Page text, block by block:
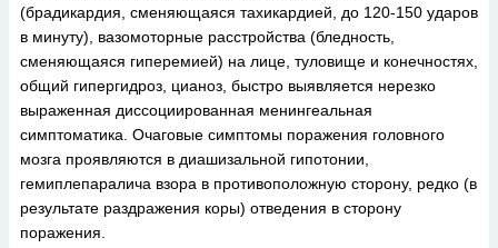
(брадикардия, сменяющаяся тахикардией, до 120-150 ударов
в минуту), вазомоторные расстройства (бледность,
сменяющаяся гиперемией) на лице, туловище и конечностях,
общий гипергидроз, цианоз, быстро выявляется нерезко
выраженная диссоциированная менингеальная
симптоматика. Очаговые симптомы поражения головного
мозга проявляются в диашизальной гипотонии,
гемиплепаралича взора в противоположную сторону, редко (в
результате раздражения коры) отведения в сторону
поражения.